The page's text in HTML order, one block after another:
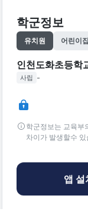
학군정보
유치원 어린이집
인천도화초등학
사립 -
학군정보는 교육부
차이가 발생할수
앱 설